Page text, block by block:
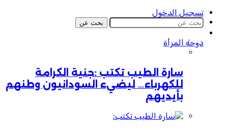
تسجيل الدخول
بحث عن
دوحة المرأة
سارة الطيب تكتب :جنية الكرامة
للكهرباء… ليضيء السودانيون وطنهم
بأيديهم